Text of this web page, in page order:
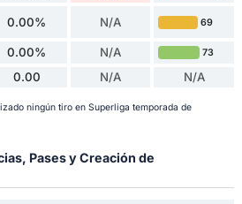
0.00% N/A 69
0.00% N/A 73
0.00 N/A N/A
ningún tiro en Superliga temporada de
Pases y Creación de